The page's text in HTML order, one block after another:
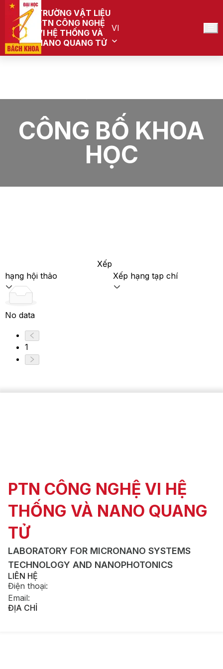
TRƯỜNG VẬT LIỆU
PTN CÔNG NGHỆ
VI HỆ THỐNG VÀ
NANO QUANG TỬ
VI
CÔNG BỐ KHOA
HỌC
Xếp
hạng hội thảo
Xếp hạng tạp chí
No data
1
PTN CÔNG NGHỆ VI HỆ
THỐNG VÀ NANO QUANG
TỬ
LABORATORY FOR MICRONANO SYSTEMS
TECHNOLOGY AND NANOPHOTONICS
LIÊN HỆ
Điện thoại:
Email:
ĐỊA CHỈ